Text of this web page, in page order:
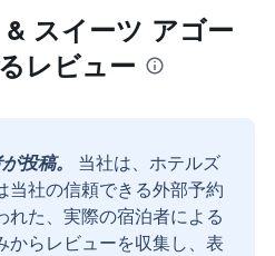
スイーツ アゴー
レビュー
投稿。
当社は、ホテルズ
当社の信頼できる外部予約
れた、実際の宿泊者による
からレビューを収集し、表